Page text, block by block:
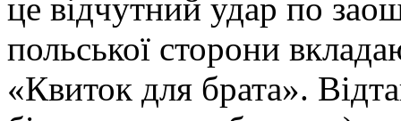
це відчутний удар по
польської сторони
«Квиток для брата».